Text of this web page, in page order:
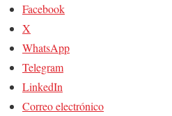
Facebook
X
WhatsApp
Telegram
LinkedIn
Correo electrónico